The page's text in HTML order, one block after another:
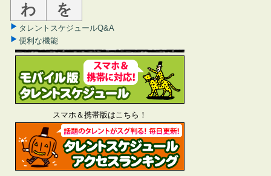
わ
を
タレントスケジュールQ&A
便利な機能
スマホ＆携帯版はこちら！